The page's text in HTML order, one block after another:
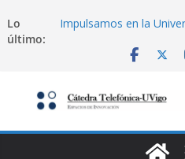
al
Lo
último:
Impulsamos en la
Becas Fundación
Ciberseguridad